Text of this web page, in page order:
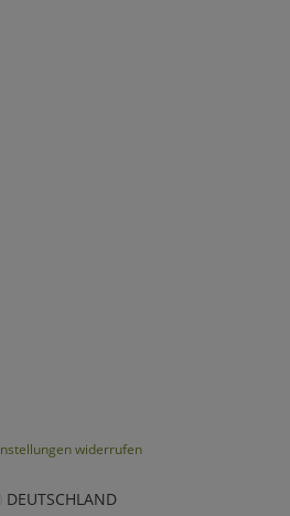
widerrufen
DEUTSCHLAND